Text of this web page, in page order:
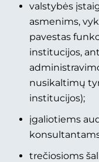
valstybės
asmenims,
pavestas
institucijos,
nusikaltimų
institucijos);
įgaliotiems
trečiosioms